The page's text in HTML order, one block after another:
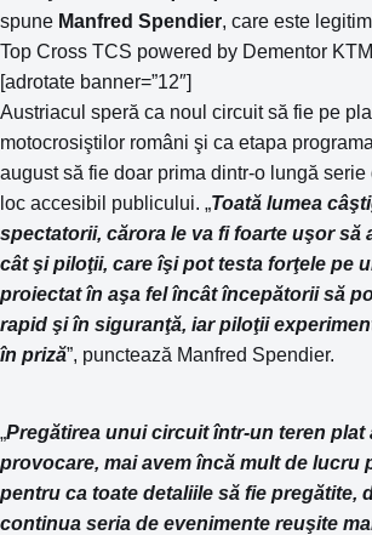
spune Manfred Spendier, care este
Top Cross TCS powered by Dementor
[adrotate banner=”12″]
Austriacul speră ca noul circuit să fie pe
motocrosiştilor români şi ca etapa
august să fie doar prima dintr-o lungă serie
loc accesibil publicului. „Toată lumea
spectatorii, cărora le va fi foarte uşor să
cât şi piloţii, care îşi pot testa forţele pe
proiectat în aşa fel încât începătorii să
rapid şi în siguranţă, iar piloţii
în priză”, punctează Manfred Spendier.
„Pregătirea unui circuit într-un teren plat
provocare, mai avem încă mult de lucru
pentru ca toate detaliile să fie pregătite,
continua seria de evenimente reuşite